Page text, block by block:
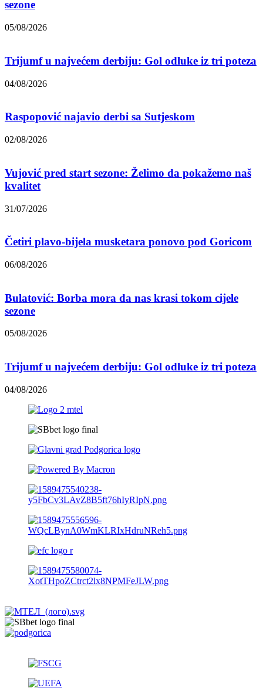
sezone
05/08/2026
Trijumf u najvećem derbiju: Gol odluke iz tri poteza
04/08/2026
Raspopović najavio derbi sa Sutjeskom
02/08/2026
Vujović pred start sezone: Želimo da pokažemo naš
kvalitet
31/07/2026
Četiri plavo-bijela musketara ponovo pod Goricom
06/08/2026
Bulatović: Borba mora da nas krasi tokom cijele
sezone
05/08/2026
Trijumf u najvećem derbiju: Gol odluke iz tri poteza
04/08/2026